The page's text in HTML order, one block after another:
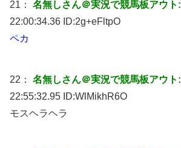
21： 名無しさん＠実況で競馬板アウト:
22:00:34.36 ID:2g+eFltpO
ペカ
22： 名無しさん＠実況で競馬板アウト:
22:55:32.95 ID:WlMikhR6O
モスヘラヘラ